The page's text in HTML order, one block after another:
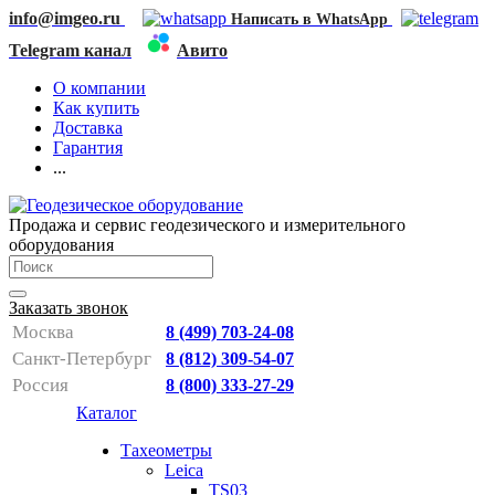
info@imgeo.ru Написать в WhatsApp
Telegram канал
Авито
О компании
Как купить
Доставка
Гарантия
...
Продажа и сервис геодезического и измерительного
оборудования
Заказать звонок
Москва 8 (499) 703-24-08
Санкт-Петербург 8 (812) 309-54-07
Россия 8 (800) 333-27-29
Каталог
Тахеометры
Leica
TS03